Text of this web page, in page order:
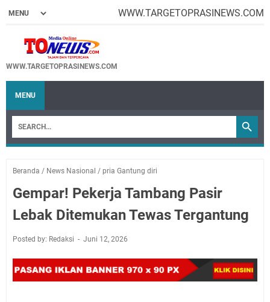
WWW.TARGETOPRASINEWS.COM
WWW.TARGETOPRASINEWS.COM
MENU
Beranda / News Nasional / pria Gantung diri
Gempar! Pekerja Tambang Pasir
Lebak Ditemukan Tewas Tergantung
Posted by: Redaksi Juni 12, 2026